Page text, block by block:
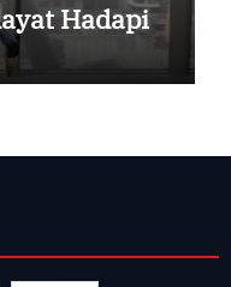
Hadapi